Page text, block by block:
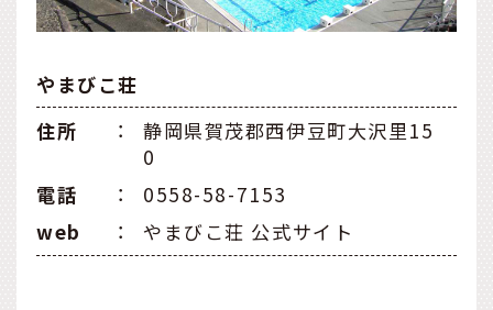
やまびこ荘
住所
：
静岡県賀茂郡西伊豆町大沢里15
0
電話
：
0558-58-7153
web
： やまびこ荘 公式サイト